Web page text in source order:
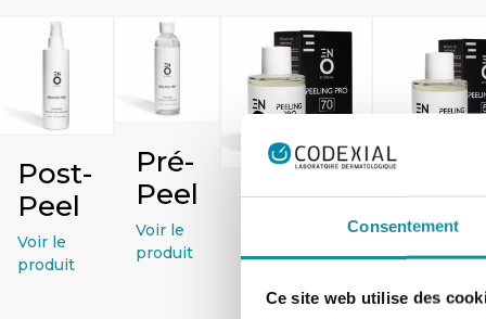
Consentement
Ce site web utilise des
Post-
Peel
Voir le
produit
Pré-
Peel
Voir le
produit
Peeling
produit
Pro 50
produit